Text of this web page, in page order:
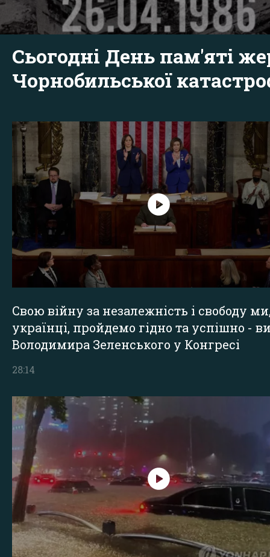
Сьогодні День пам'яті
Чорнобильської
Свою війну за незалежність і свободу
українці, пройдемо гідно та успішно -
Володимира Зеленського у Конгресі
28:14